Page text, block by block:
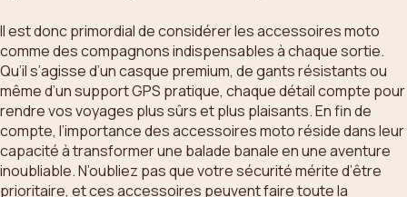
Il est donc primordial de considérer les accessoires moto
comme des compagnons indispensables à chaque sortie.
Qu’il s’agisse d’un casque premium, de gants résistants ou
même d’un support GPS pratique, chaque détail compte pour
rendre vos voyages plus sûrs et plus plaisants. En fin de
compte, l’importance des accessoires moto réside dans leur
capacité à transformer une balade banale en une aventure
inoubliable. N’oubliez pas que votre sécurité mérite d’être
prioritaire, et ces accessoires peuvent faire toute la